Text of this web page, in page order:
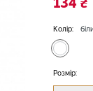
Колір:
Розмір: